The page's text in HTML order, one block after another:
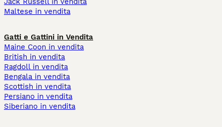
Maltese in vendita
Gatti e Gattini in Vendita
Maine Coon in vendita
British in vendita
Ragdoll in vendita
Bengala in vendita
Scottish in vendita
Persiano in vendita
Siberiano in vendita